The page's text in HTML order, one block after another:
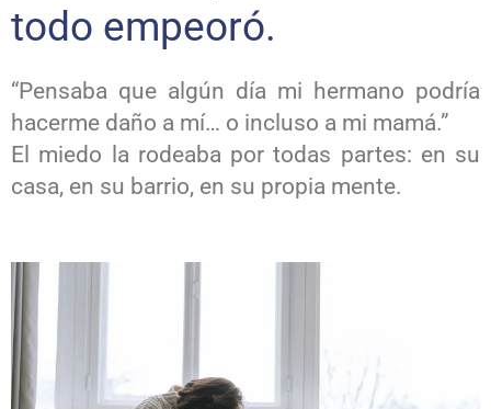
todo empeoró.
“Pensaba que algún día mi hermano podría
hacerme daño a mí… o incluso a mi mamá.”
El miedo la rodeaba por todas partes: en su
casa, en su barrio, en su propia mente.